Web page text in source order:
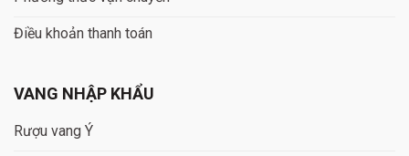
Điều khoản thanh toán
VANG NHẬP KHẨU
Rượu vang Ý